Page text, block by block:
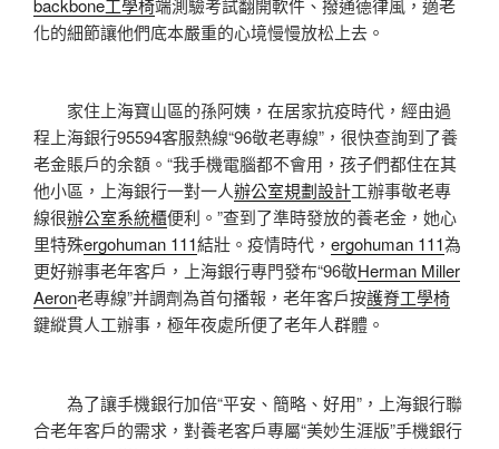
backbone工學椅端測驗考試翻開軟件、撥通德律風，適老
化的細節讓他們底本嚴重的心境慢慢放松上去。
家住上海寶山區的孫阿姨，在居家抗疫時代，經由過
程上海銀行95594客服熱線“96敬老專線”，很快查詢到了養
老金賬戶的余額。“我手機電腦都不會用，孩子們都住在其
他小區，上海銀行一對一人辦公室規劃設計工辦事敬老專
線很辦公室系統櫃便利。”查到了準時發放的養老金，她心
里特殊ergohuman 111結壯。疫情時代， ergohuman 111為
更好辦事老年客戶，上海銀行專門發布“96敬Herman Miller
Aeron老專線”并調劑為首句播報，老年客戶按護脊工學椅
鍵縱貫人工辦事，極年夜處所便了老年人群體。
為了讓手機銀行加倍“平安、簡略、好用”，上海銀行聯
合老年客戶的需求，對養老客戶專屬“美妙生涯版”手機銀行